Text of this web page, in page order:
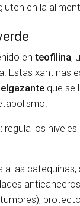
en la
en teofilina,
Estas xantinas
que se
regula los
a las